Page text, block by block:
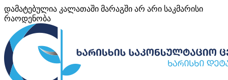
დამატებულია კალათაში მარაგში არ არი საკმარისი
რაოდენობა